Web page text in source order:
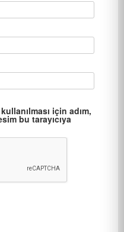
için adım,
bu tarayıcıya